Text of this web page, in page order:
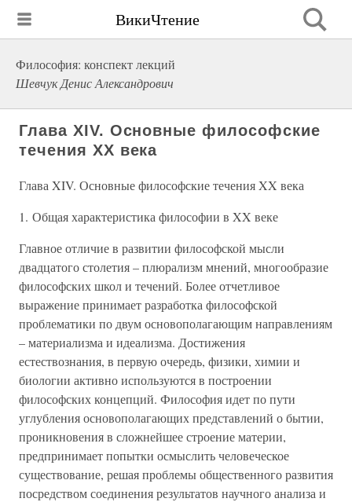
ВикиЧтение
Философия: конспект лекций
Шевчук Денис Александрович
Глава XIV. Основные философские
течения XX века
Глава XIV. Основные философские течения XX века
1. Общая характеристика философии в XX веке
Главное отличие в развитии философской мысли
двадцатого столетия – плюрализм мнений, многообразие
философских школ и течений. Более отчетливое
выражение принимает разработка философской
проблематики по двум основополагающим направлениям
– материализма и идеализма. Достижения
естествознания, в первую очередь, физики, химии и
биологии активно используются в построении
философских концепций. Философия идет по пути
углубления основополагающих представлений о бытии,
проникновения в сложнейшее строение материи,
предпринимает попытки осмыслить человеческое
существование, решая проблемы общественного развития
посредством соединения результатов научного анализа и